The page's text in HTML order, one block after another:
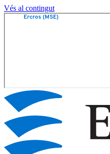
Vés al contingut